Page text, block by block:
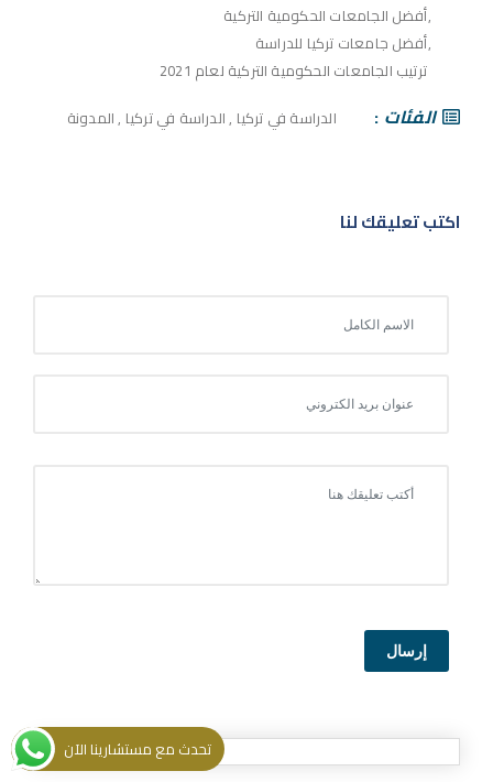
أفضل الجامعات الحكومية التركية
أفضل جامعات تركيا للدراسة
ترتيب الجامعات الحكومية التركية لعام 2021
الفئات الدراسة في تركيا ,الدراسة في تركيا ,المدونة
اكتب تعليقك لنا
إرسال
تحدث مع مستشارينا الآن